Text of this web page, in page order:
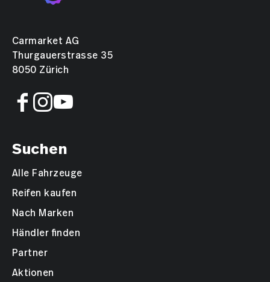
Carmarket AG
Thurgauerstrasse 35
8050 Zürich
Suchen
Alle Fahrzeuge
Reifen kaufen
Nach Marken
Händler finden
Partner
Aktionen